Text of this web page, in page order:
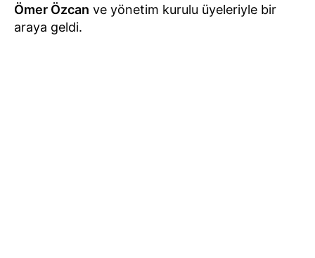
Ömer Özcan ve yönetim kurulu üyeleriyle bir
araya geldi.